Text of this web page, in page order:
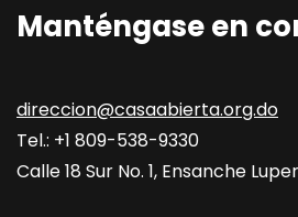
Manténgase en
direccion@casaabierta.org.do
Tel.: +1 809-538-9330
Calle 18 Sur No. 1, Ensanche